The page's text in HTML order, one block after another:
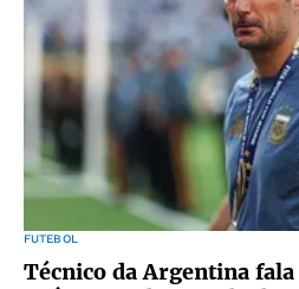
FUTEBOL
Técnico da Argentina